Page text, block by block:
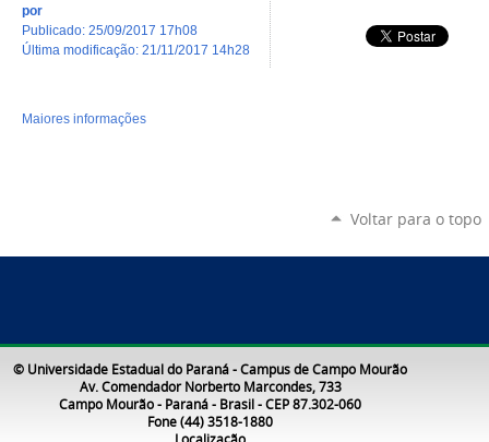
por
publicado: 25/09/2017 17h08
última modificação: 21/11/2017 14h28
Maiores informações
Voltar para o topo
© Universidade Estadual do Paraná - Campus de Campo Mourão
Av. Comendador Norberto Marcondes, 733
Campo Mourão - Paraná - Brasil - CEP 87.302-060
Fone (44) 3518-1880
Localização